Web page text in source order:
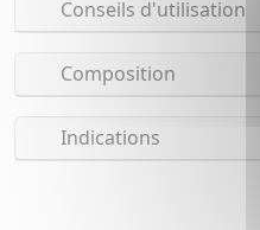
Conseils d'utilisation
Composition
Indications